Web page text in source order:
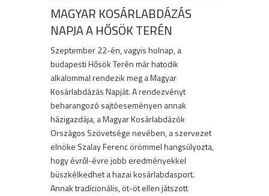
MAGYAR KOSÁRLABDÁZÁS
NAPJA A HŐSÖK TERÉN
Szeptember 22-én, vagyis holnap, a
budapesti Hősök Terén már hatodik
alkalommal rendezik meg a Magyar
Kosárlabdázás Napját. A rendezvényt
beharangozó sajtóeseményen annak
házigazdája, a Magyar Kosárlabdázók
Országos Szövetsége nevében, a szervezet
elnöke Szalay Ferenc örömmel hangsúlyozta,
hogy évről-évre jobb eredményekkel
büszkélkedhet a hazai kosárlabdasport.
Annak tradícionális, öt-öt ellen játszott